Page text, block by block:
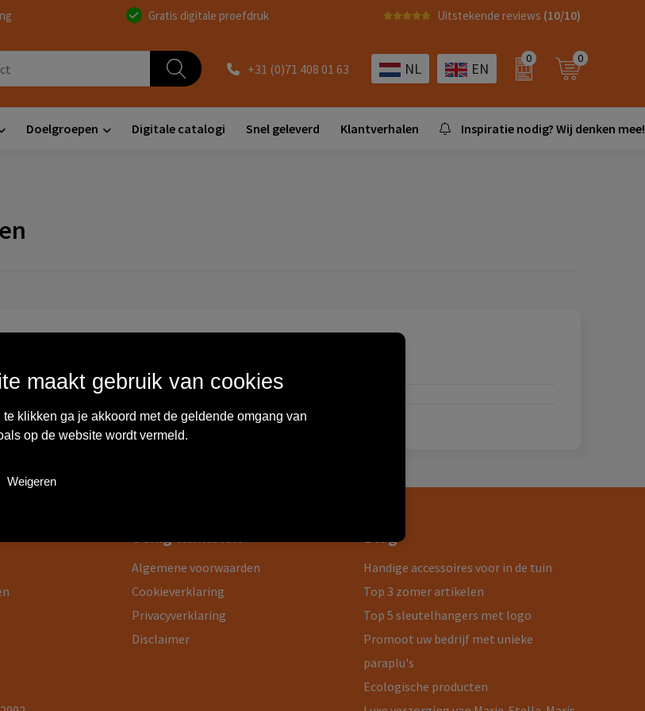
Gratis digitale proefdruk Uitstekende reviews (10/10)
+31 (0)71 408 01 63 NL EN
0 0
Doelgroepen Digitale catalogi Snel geleverd Klantverhalen Inspiratie nodig? Wij denken mee!
Veilig winkelen
Algemene voorwaarden
Cookieverklaring
Privacyverklaring
Disclaimer
Blog
Handige accessoires voor in de tuin
Top 3 zomer artikelen
Top 5 sleutelhangers met logo
Promoot uw bedrijf met unieke
paraplu's
Ecologische producten
maakt gebruik van cookies
te klikken ga je akkoord met de geldende omgang van
op de website wordt vermeld.
Weigeren